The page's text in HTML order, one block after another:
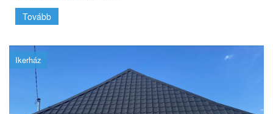
Tovább
Ikerház